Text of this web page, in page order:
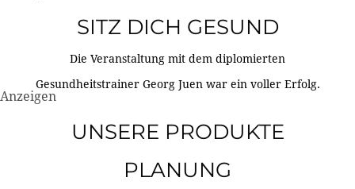
SITZ DICH GESUND
Die Veranstaltung mit dem diplomierten
Gesundheitstrainer Georg Juen war ein voller Erfolg.
Anzeigen
UNSERE PRODUKTE
PLANUNG